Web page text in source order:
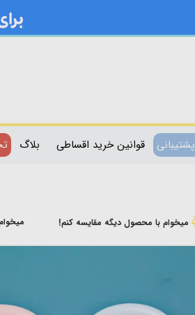
قوانین خرید اقساطی بلاگ
میخوام با محصول دیگه مقایسه کنم!